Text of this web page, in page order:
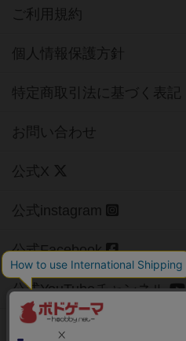
ご利用規約
個人情報保護方針
特定商取引法に基づく表記
お問い合わせ
公式X
公式instagram
公式Facebook
公式YouTubeチャンネル